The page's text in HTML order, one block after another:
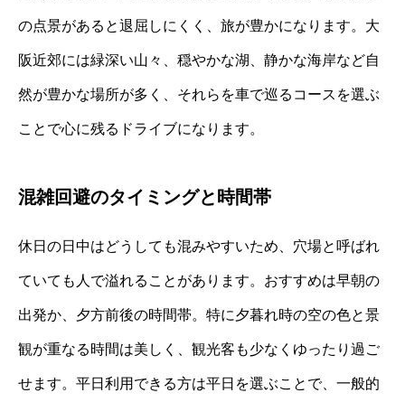
の点景があると退屈しにくく、旅が豊かになります。大
阪近郊には緑深い山々、穏やかな湖、静かな海岸など自
然が豊かな場所が多く、それらを車で巡るコースを選ぶ
ことで心に残るドライブになります。
混雑回避のタイミングと時間帯
休日の日中はどうしても混みやすいため、穴場と呼ばれ
ていても人で溢れることがあります。おすすめは早朝の
出発か、夕方前後の時間帯。特に夕暮れ時の空の色と景
観が重なる時間は美しく、観光客も少なくゆったり過ご
せます。平日利用できる方は平日を選ぶことで、一般的